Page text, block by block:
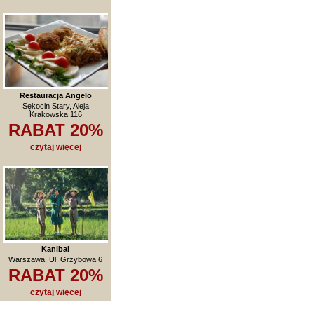
Restauracja Angelo
Sękocin Stary, Aleja
Krakowska 116
RABAT 20%
czytaj więcej
Kanibal
Warszawa, Ul. Grzybowa 6
RABAT 20%
czytaj więcej